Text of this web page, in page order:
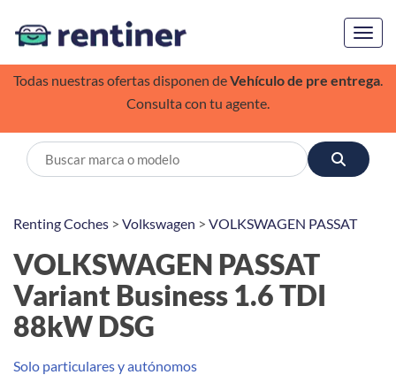
Todas nuestras ofertas disponen deVehículo de pre entrega.
Consulta con tu agente.
Renting Coches > Volkswagen > VOLKSWAGEN PASSAT
VOLKSWAGEN PASSAT
Variant Business 1.6 TDI
88kW DSG
Solo particulares y autónomos